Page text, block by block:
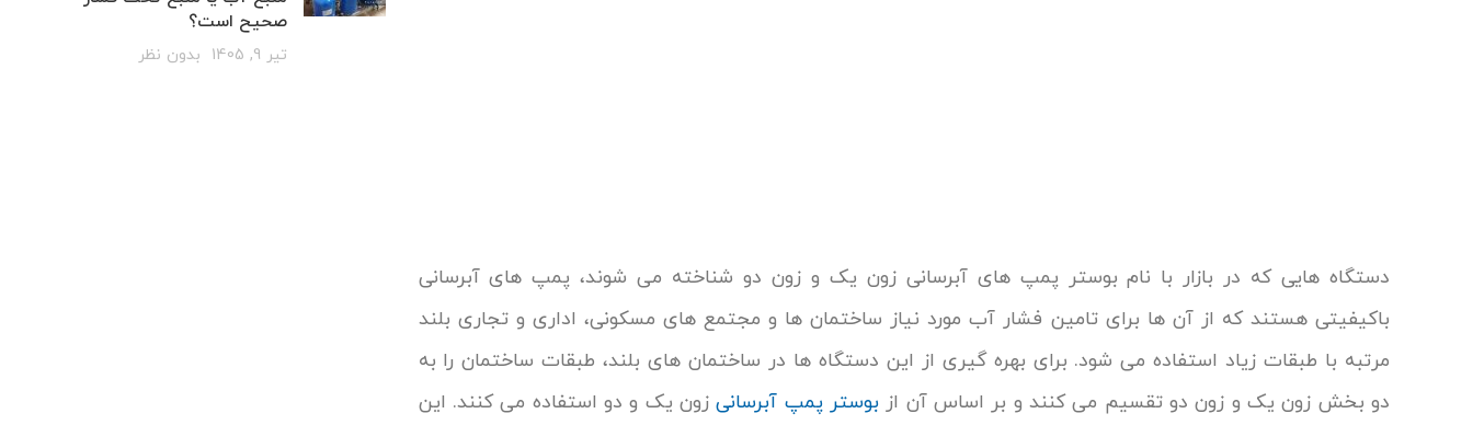
دستگاه هایی که در بازار با نام بوستر پمپ های آبرسانی زون یک و زون دو شناخته می شوند، پمپ های آبرسانی
باکیفیتی هستند که از آن ها برای تامین فشار آب مورد نیاز ساختمان ها و مجتمع های مسکونی، اداری و تجاری بلند
مرتبه با طبقات زیاد استفاده می شود. برای بهره گیری از این دستگاه ها در ساختمان های بلند، طبقات ساختمان را به
دو بخش زون یک و زون دو تقسیم می کنند و بر اساس آن ازبوستر پمپ آبرسانیزون یک و دو استفاده می کنند. این
صحیح است؟
تیر 9, 1405 بدون نظر